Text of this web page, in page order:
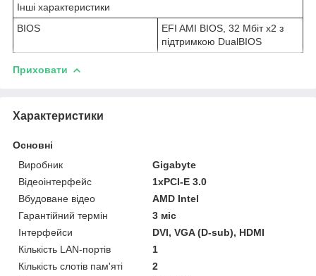
Інші характеристики
BIOS
EFI AMI BIOS, 32 Мбіт x2 з
підтримкою DualBIOS
Приховати
Характеристики
Основні
Виробник
Gigabyte
Відеоінтерфейс
1xPCI-E 3.0
Вбудоване відео
AMD Intel
Гарантійний термін
3 міс
Інтерфейси
DVI, VGA (D-sub), HDMI
Кількість LAN-портів
1
Кількість слотів пам'яті
2